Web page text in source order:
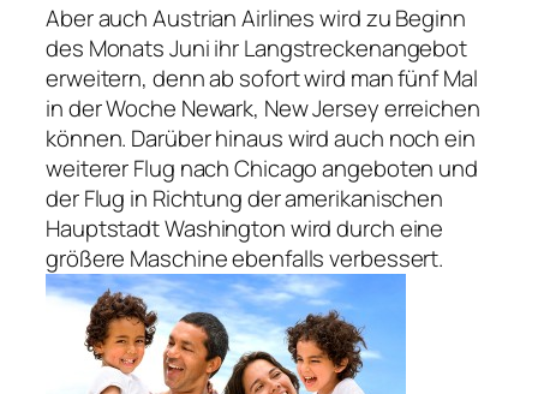
Aber auch Austrian Airlines wird zu Beginn
des Monats Juni ihr Langstreckenangebot
erweitern, denn ab sofort wird man fünf Mal
in der Woche Newark, New Jersey erreichen
können. Darüber hinaus wird auch noch ein
weiterer Flug nach Chicago angeboten und
der Flug in Richtung der amerikanischen
Hauptstadt Washington wird durch eine
größere Maschine ebenfalls verbessert.